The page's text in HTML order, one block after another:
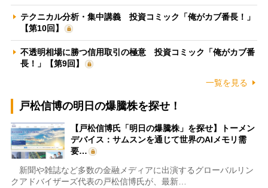
テクニカル分析・集中講義 投資コミック「俺がカブ番長！」
【第10回】
不透明相場に勝つ信用取引の極意 投資コミック「俺がカブ番
長！」【第9回】
一覧を見る
戸松信博の明日の爆騰株を探せ！
【戸松信博氏「明日の爆騰株」を探せ】トーメン
デバイス：サムスンを通じて世界のAIメモリ需
要…
新聞や雑誌など多数の金融メディアに出演するグローバルリン
クアドバイザーズ代表の戸松信博氏が、最新…